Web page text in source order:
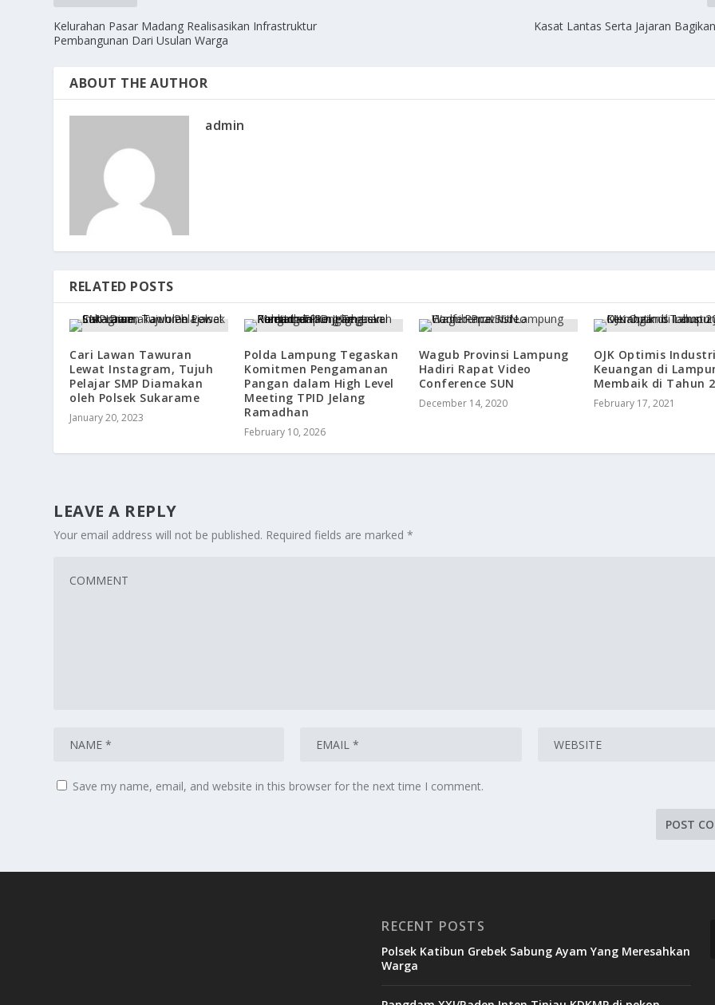
Kelurahan Pasar Madang Realisasikan Infrastruktur
Pembangunan Dari Usulan Warga
Kasat Lantas Serta Jajaran
ABOUT THE AUTHOR
admin
RELATED POSTS
Cari Lawan Tawuran
Lewat Instagram, Tujuh
Pelajar SMP Diamakan
oleh Polsek Sukarame
January 20, 2023
Polda Lampung Tegaskan
Komitmen Pengamanan
Pangan dalam High Level
Meeting TPID Jelang
Ramadhan
February 10, 2026
Wagub Provinsi Lampung
Hadiri Rapat Video
Conference SUN
December 14, 2020
OJK Optimis
Keuangan di
Membaik di Tahun
February 17, 2021
LEAVE A REPLY
Your email address will not be published. Required fields are marked*
Save my name, email, and website in this browser for the next time I comment.
RECENT POSTS
Polsek Katibun Grebek Sabung Ayam Yang Meresahkan
Warga